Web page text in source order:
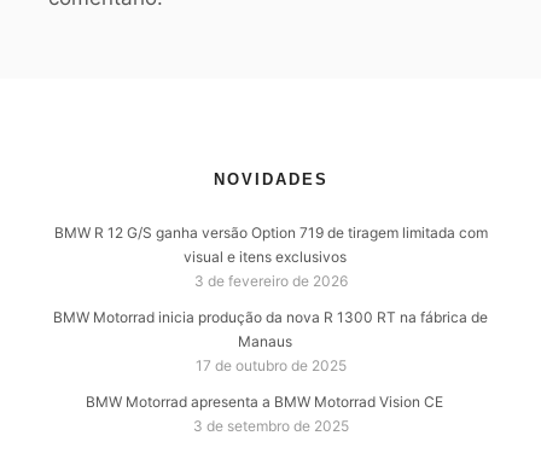
NOVIDADES
BMW R 12 G/S ganha versão Option 719 de tiragem limitada com
visual e itens exclusivos
3 de fevereiro de 2026
BMW Motorrad inicia produção da nova R 1300 RT na fábrica de
Manaus
17 de outubro de 2025
BMW Motorrad apresenta a BMW Motorrad Vision CE
3 de setembro de 2025